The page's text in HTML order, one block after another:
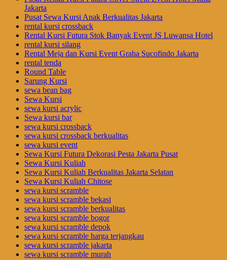
Jakarta
Pusat Sewa Kursi Anak Berkualitas Jakarta
rental kursi crossback
Rental Kursi Futura Stok Banyak Event JS Luwansa Hotel
rental kursi silang
Rental Meja dan Kursi Event Graha Sucofindo Jakarta
rental tenda
Round Table
Sarung Kursi
sewa bean bag
Sewa Kursi
sewa kursi acrylic
Sewa kursi bar
sewa kursi crossback
sewa kursi crossback berkualitas
sewa kursi event
Sewa Kursi Futura Dekorasi Pesta Jakarta Pusat
Sewa Kursi Kuliah
Sewa Kursi Kuliah Berkualitas Jakarta Selatan
Sewa Kursi Kuliah Chitose
sewa kursi scramble
sewa kursi scramble bekasi
sewa kursi scramble berkualitas
sewa kursi scramble bogor
sewa kursi scramble depok
sewa kursi scramble harga terjangkau
sewa kursi scramble jakarta
sewa kursi scramble murah